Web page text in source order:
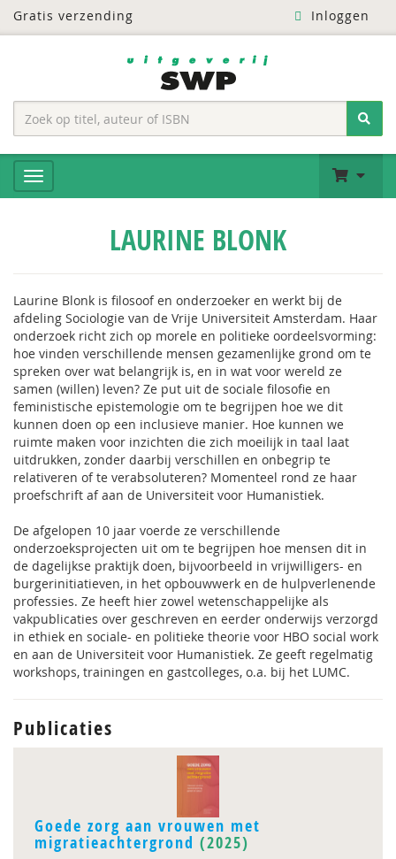
Gratis verzending Inloggen
LAURINE BLONK
Laurine Blonk is filosoof en onderzoeker en werkt bij de
afdeling Sociologie van de Vrije Universiteit Amsterdam. Haar
onderzoek richt zich op morele en politieke oordeelsvorming:
hoe vinden verschillende mensen gezamenlijke grond om te
spreken over wat belangrijk is, en in wat voor wereld ze
samen (willen) leven? Ze put uit de sociale filosofie en
feministische epistemologie om te begrijpen hoe we dit
kunnen doen op een inclusieve manier. Hoe kunnen we
ruimte maken voor inzichten die zich moeilijk in taal laat
uitdrukken, zonder daarbij verschillen en onbegrip te
relativeren of te verabsoluteren? Momenteel rond ze haar
proefschrift af aan de Universiteit voor Humanistiek.
De afgelopen 10 jaar voerde ze verschillende
onderzoeksprojecten uit om te begrijpen hoe mensen dit in
de dagelijkse praktijk doen, bijvoorbeeld in vrijwilligers- en
burgerinitiatieven, in het opbouwwerk en de hulpverlenende
professies. Ze heeft hier zowel wetenschappelijke als
vakpublicaties over geschreven en eerder onderwijs verzorgd
in ethiek en sociale- en politieke theorie voor HBO social work
en aan de Universiteit voor Humanistiek. Ze geeft regelmatig
workshops, trainingen en gastcolleges, o.a. bij het LUMC.
Publicaties
Goede zorg aan vrouwen met
migratieachtergrond (2025)